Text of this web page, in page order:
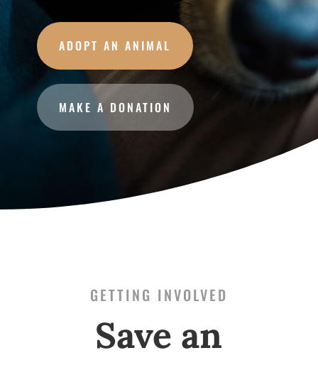
ADOPT AN ANIMAL
MAKE A DONATION
GETTING INVOLVED
Save an